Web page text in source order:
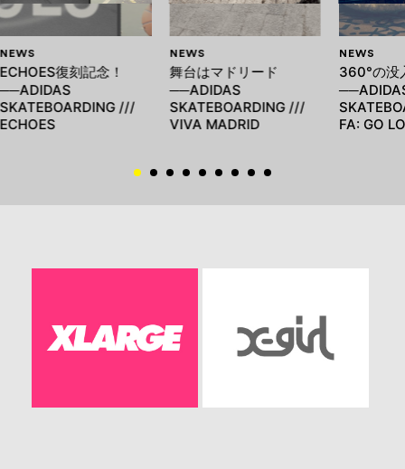
NEWS
ECHOES復刻記念！
──ADIDAS
SKATEBOARDING ///
ECHOES
NEWS
舞台はマドリード
──ADIDAS
SKATEBOARDING ///
VIVA MADRID
NEWS
360°の没
FA: GO